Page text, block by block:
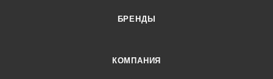
БРЕНДЫ
КОМПАНИЯ